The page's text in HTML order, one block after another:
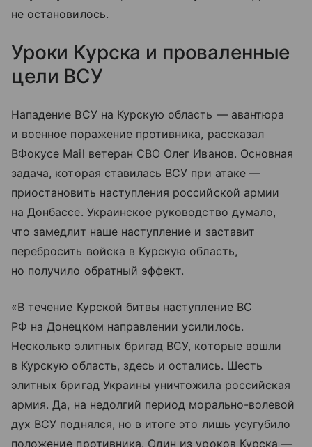
не остановилось.
Уроки Курска и проваленные
цели ВСУ
Нападение ВСУ на Курскую область — авантюра
и военное поражение противника, рассказал
ВФокусе Mail ветеран СВО Олег Иванов. Основная
задача, которая ставилась ВСУ при атаке —
приостановить наступления российской армии
на Донбассе. Украинское руководство думало,
что замедлит наше наступление и заставит
перебросить войска в Курскую область,
но получило обратный эффект.
«В течение Курской битвы наступление ВС
РФ на Донецком направлении усилилось.
Несколько элитных бригад ВСУ, которые вошли
в Курскую область, здесь и остались. Шесть
элитных бригад Украины уничтожила российская
армия. Да, на недолгий период морально-волевой
дух ВСУ поднялся, но в итоге это лишь усугубило
положение противника. Один из уроков Курска —